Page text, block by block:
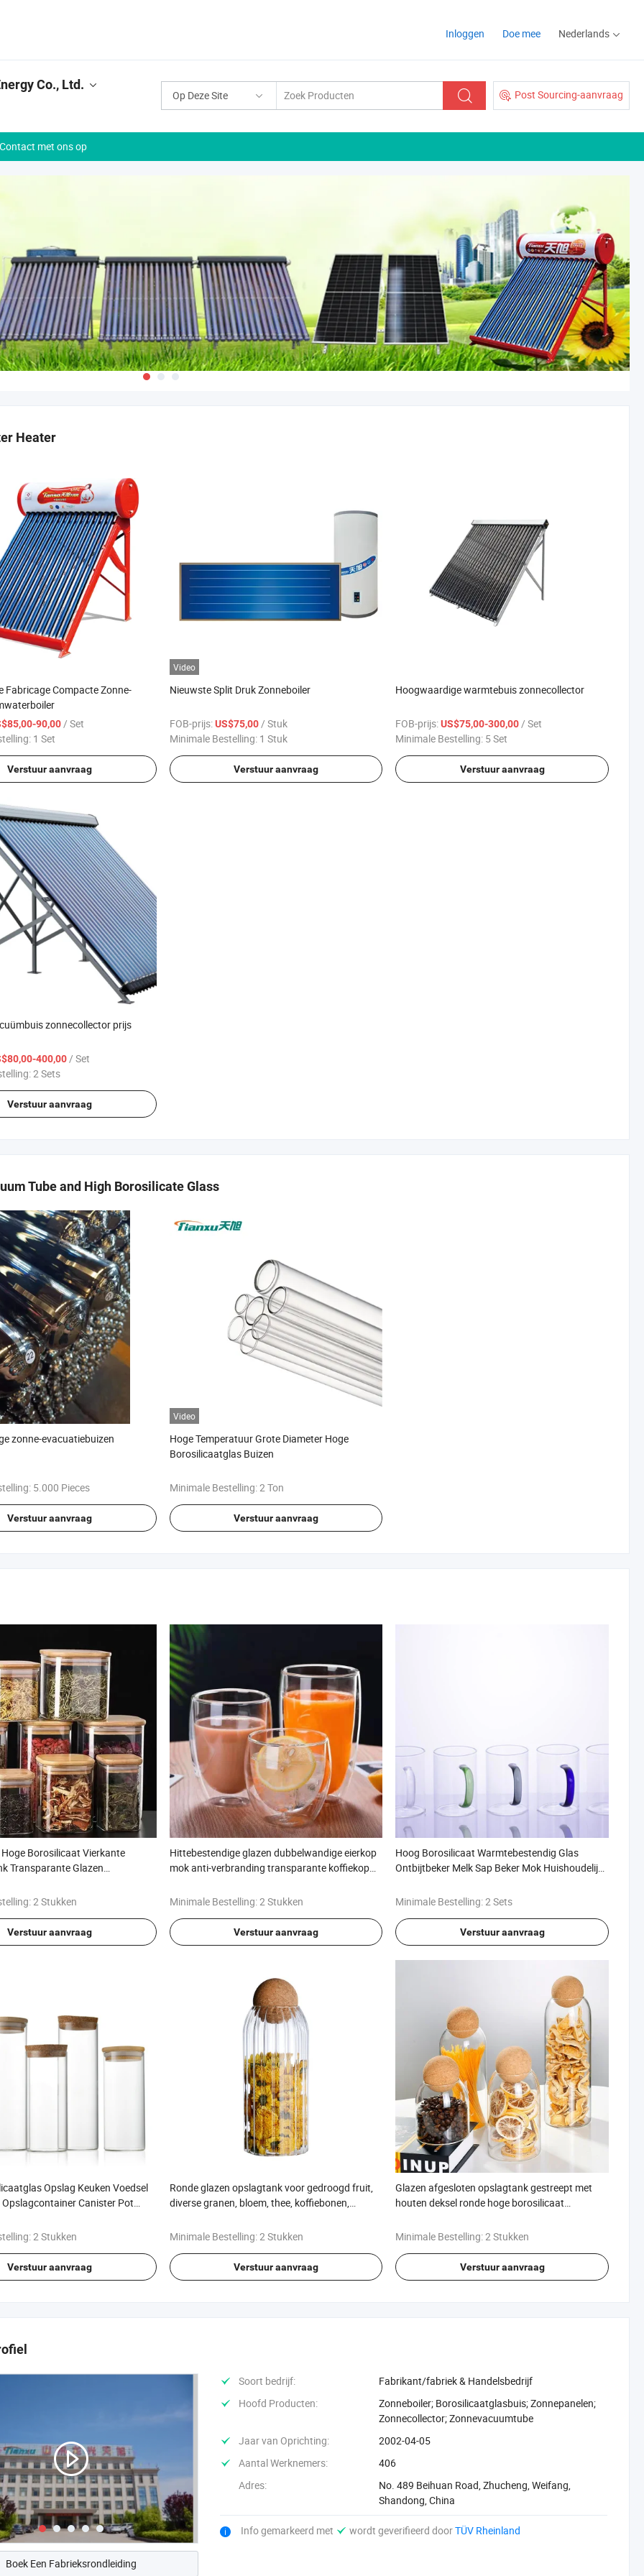
Inloggen Doe mee Nederlands
Op Deze Site Post Sourcing-aanvraag
Co., Ltd.
Contact met ons op
Heater
Fabricage Compacte Zonne-
90,00 / Set
1 Set
Verstuur aanvraag
Video
Nieuwste Split Druk Zonneboiler
FOB-prijs:US$75,00 / Stuk
Minimale Bestelling: 1 Stuk
Verstuur aanvraag
Hoogwaardige warmtebuis zonnecollector
FOB-prijs:US$75,00-300,00 / Set
Minimale Bestelling: 5 Set
Verstuur aanvraag
zonnecollector prijs
400,00/ Set
2 Sets
Verstuur aanvraag
Tube and High Borosilicate Glass
zonne-evacuatiebuizen
5.000 Pieces
Verstuur aanvraag
Video
Hoge Temperatuur Grote Diameter Hoge
Borosilicaatglas Buizen
Minimale Bestelling:2 Ton
Verstuur aanvraag
Borosilicaat Vierkante
Transparante Glazen
2 Stukken
Verstuur aanvraag
Hittebestendige glazen dubbelwandige eierkop
mok anti-verbranding transparante koffiekop
Minimale Bestelling:2 Stukken
Verstuur aanvraag
Hoog Borosilicaat Warmtebestendig Glas
Ontbijtbeker Melk Sap Beker Mok Huishoudelijk
Minimale Bestelling:2 Sets
Verstuur aanvraag
Opslag Keuken Voedsel
Opslagcontainer Canister Pot
2 Stukken
Verstuur aanvraag
Ronde glazen opslagtank voor gedroogd fruit,
diverse granen, bloem, thee, koffiebonen,
tank
Minimale Bestelling:2 Stukken
Verstuur aanvraag
Glazen afgesloten opslagtank gestreept met
houten deksel ronde hoge borosilicaat
opslagtank
Minimale Bestelling:2 Stukken
Verstuur aanvraag
Boek Een Fabrieksrondleiding
Soort bedrijf:
Fabrikant/fabriek & Handelsbedrijf
Hoofd Producten:
‪Zonneboiler; Borosilicaatglasbuis; Zonnepanelen;
Zonnecollector; Zonnevacuumtube‬
Jaar van Oprichting:
2002-04-05
Aantal Werknemers:
406
Adres:
No. 489 Beihuan Road, Zhucheng, Weifang,
Shandong, China
Info gemarkeerd met wordt geverifieerd doorTÜV Rheinland